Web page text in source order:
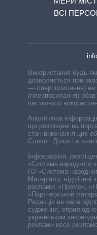
ВСІ
Використання будь-
дозволяється при
— гіперпосилання)
(гіперпосилання)
часткового
Аналітична
що розміщені на
стан виконання цих
Слово і Діло» і є
Інфографіки,
«Система народного
ГО «Система
Матеріали, відмічені
реклами: «Промо»,
«Партнерський
Редакція не несе
судження,
українським
реклами несе